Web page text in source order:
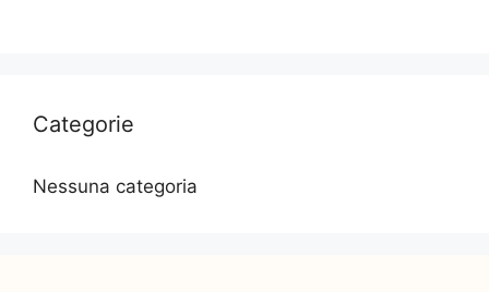
Categorie
Nessuna categoria